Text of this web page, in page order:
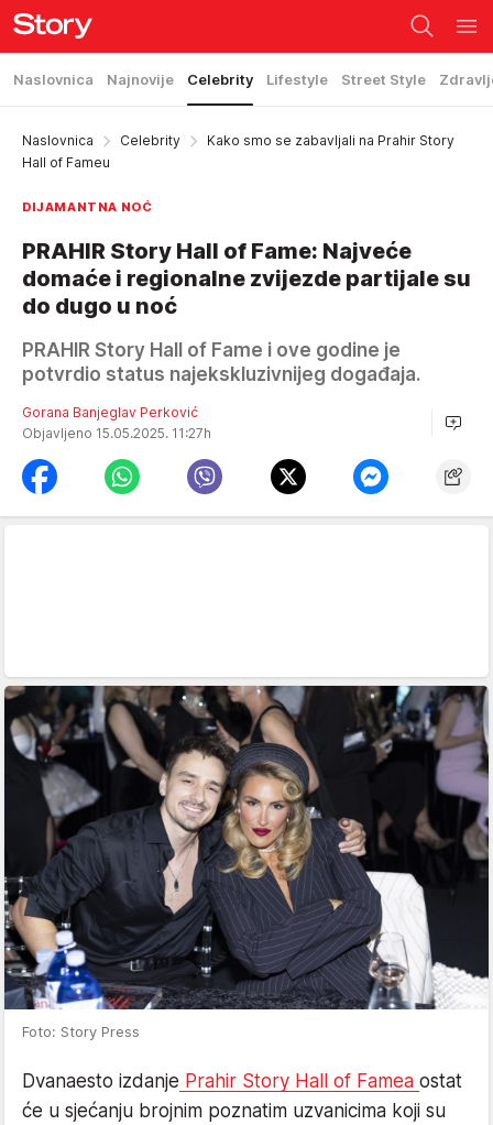
Naslovnica Najnovije Celebrity Lifestyle Street Style
Naslovnica Celebrity
Kako smo se zabavljali na Prahir Story
Hall of Fameu
DIJAMANTNA NOĆ
PRAHIR Story Hall of Fame: Najveće
domaće i regionalne zvijezde partijale su
do dugo u noć
PRAHIR Story Hall of Fame i ove godine je
potvrdio status najekskluzivnijeg događaja.
Gorana Banjeglav Perković
Objavljeno 15.05.2025. 11:27h
Foto: Story Press
Dvanaesto izdanje Prahir Story Hall of Famea ostat
će u sjećanju brojnim poznatim uzvanicima koji su